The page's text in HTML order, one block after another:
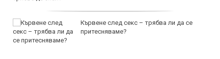
Кървене след секс – трябва ли да се
притесняваме?